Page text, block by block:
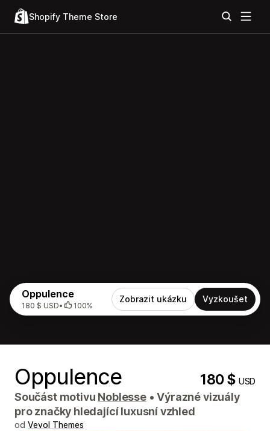
Shopify Theme Store
Oppulence
180 $ USD• 100%
Zobrazit ukázku Vyzkoušet
Oppulence 180 $USD
Součást motivu Noblesse • Výrazné vizuály
pro značky hledající luxusní vzhled
od Vevol Themes